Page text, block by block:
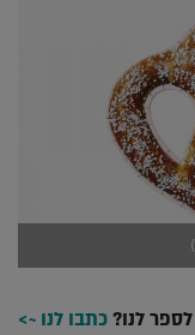
לנו?כתבו לנו ~>